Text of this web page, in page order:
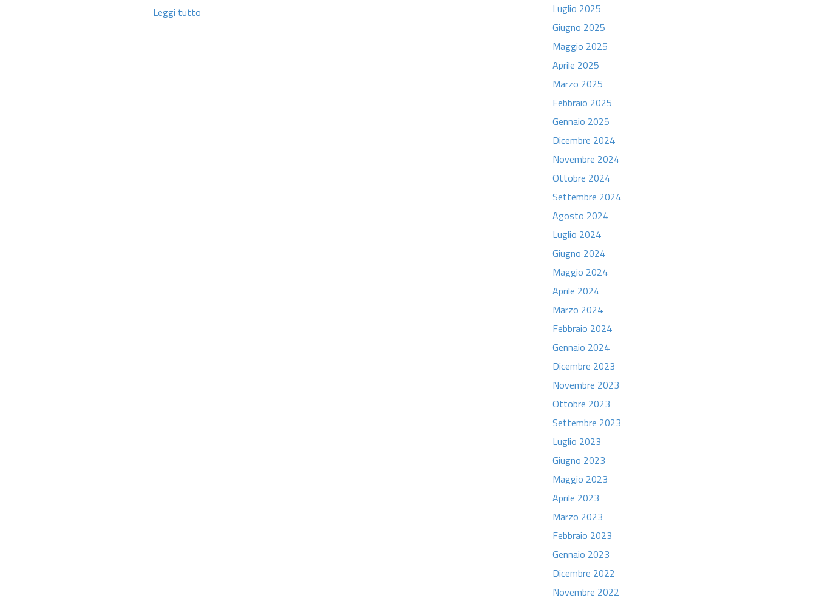
Leggi tutto
Luglio 2025
Giugno 2025
Maggio 2025
Aprile 2025
Marzo 2025
Febbraio 2025
Gennaio 2025
Dicembre 2024
Novembre 2024
Ottobre 2024
Settembre 2024
Agosto 2024
Luglio 2024
Giugno 2024
Maggio 2024
Aprile 2024
Marzo 2024
Febbraio 2024
Gennaio 2024
Dicembre 2023
Novembre 2023
Ottobre 2023
Settembre 2023
Luglio 2023
Giugno 2023
Maggio 2023
Aprile 2023
Marzo 2023
Febbraio 2023
Gennaio 2023
Dicembre 2022
Novembre 2022